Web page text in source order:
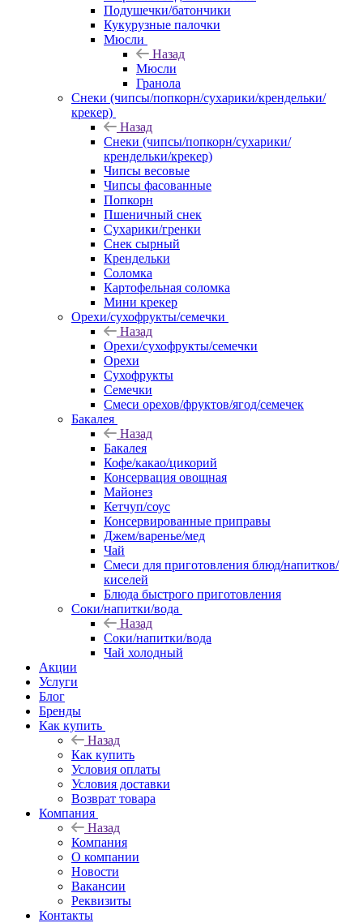
Подушечки/батончики
Кукурузные палочки
Мюсли
Назад
Мюсли
Гранола
Снеки (чипсы/попкорн/сухарики/крендельки/
крекер)
Назад
Снеки (чипсы/попкорн/сухарики/
крендельки/крекер)
Чипсы весовые
Чипсы фасованные
Попкорн
Пшеничный снек
Сухарики/гренки
Снек сырный
Крендельки
Соломка
Картофельная соломка
Мини крекер
Орехи/сухофрукты/семечки
Назад
Орехи/сухофрукты/семечки
Орехи
Сухофрукты
Семечки
Смеси орехов/фруктов/ягод/семечек
Бакалея
Назад
Бакалея
Кофе/какао/цикорий
Консервация овощная
Майонез
Кетчуп/соус
Консервированные приправы
Джем/варенье/мед
Чай
Смеси для приготовления блюд/напитков/
киселей
Блюда быстрого приготовления
Соки/напитки/вода
Назад
Соки/напитки/вода
Чай холодный
Акции
Услуги
Блог
Бренды
Как купить
Назад
Как купить
Условия оплаты
Условия доставки
Возврат товара
Компания
Назад
Компания
О компании
Новости
Вакансии
Реквизиты
Контакты